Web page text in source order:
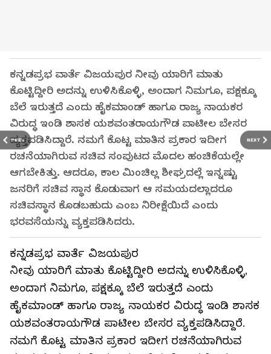
PREV NEXT
ಕನ್ನಡಪ್ರಭ ವಾರ್ತೆ ವಿಜಯಪುರ ನೀವು ಯಾರಿಗೆ ಮಾತು
ಕೊಟ್ಟಿದ್ದೀರಿ ಅದನ್ನು ಉಳಿಸಿಕೊಳ್ಳಿ, ಅಂದಾಗ ನಿಮಗೂ, ಪಕ್ಷಕ್ಕೂ
ಬೆಲೆ ಇರುತ್ತದೆ ಎಂದು ಹೈಕಮಾಂಡ್‌ ಹಾಗೂ ರಾಜ್ಯ ನಾಯಕರ
ವಿರುದ್ಧ ಇಂಡಿ ಶಾಸಕ ಯಶವಂತರಾಯಗೌಡ ಪಾಟೀಲ ಬೇಸರ
ವ್ಯಕ್ತಪಡಿಸಿದ್ದಾರೆ. ನಮಗೆ ಕೊಟ್ಟ ಮಾತಿನ ಪ್ರಕಾರ ಇದೀಗ
ರಚನೆಯಾಗಿರುವ ಸಚಿವ ಸಂಪುಟದ ಮೊದಲ ಹಂಚಿಕೆಯಲ್ಲೇ
ಆಗಬೇಕಿತ್ತು. ಆದರೂ, ಕಾಲ ಮಿಂಚಿಲ್ಲ ಶೀಘ್ರದಲ್ಲೆ ಇನ್ನಷ್ಟು
ಜನರಿಗೆ ಸಚಿವ ಸ್ಥಾನ ಕೊಡುವಾಗ ಆ ಸಮಯದಲ್ಲಾದರೂ
ಸಚಿವಸ್ಥಾನ ಕೊಡಬಹುದು ಎಂಬ ನಿರೀಕ್ಷೆಯಿದೆ ಎಂದು
ಭರವಸೆಯನ್ನು ವ್ಯಕ್ತಪಡಿಸಿದರು.
ಕನ್ನಡಪ್ರಭ ವಾರ್ತೆ ವಿಜಯಪುರ
ನೀವು ಯಾರಿಗೆ ಮಾತು ಕೊಟ್ಟಿದ್ದೀರಿ ಅದನ್ನು ಉಳಿಸಿಕೊಳ್ಳಿ,
ಅಂದಾಗ ನಿಮಗೂ, ಪಕ್ಷಕ್ಕೂ ಬೆಲೆ ಇರುತ್ತದೆ ಎಂದು
ಹೈಕಮಾಂಡ್‌ ಹಾಗೂ ರಾಜ್ಯ ನಾಯಕರ ವಿರುದ್ಧ ಇಂಡಿ ಶಾಸಕ
ಯಶವಂತರಾಯಗೌಡ ಪಾಟೀಲ ಬೇಸರ ವ್ಯಕ್ತಪಡಿಸಿದ್ದಾರೆ.
ನಮಗೆ ಕೊಟ್ಟ ಮಾತಿನ ಪ್ರಕಾರ ಇದೀಗ ರಚನೆಯಾಗಿರುವ